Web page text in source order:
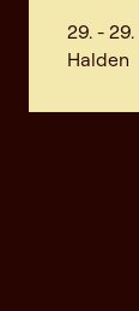
29. -
Halden